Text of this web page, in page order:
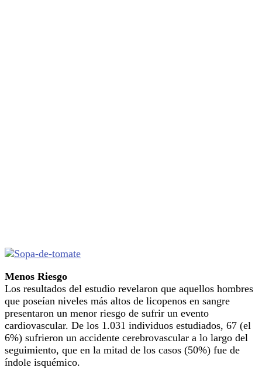
Menos Riesgo
Los resultados del estudio revelaron que aquellos hombres
que poseían niveles más altos de licopenos en sangre
presentaron un menor riesgo de sufrir un evento
cardiovascular. De los 1.031 individuos estudiados, 67 (el
6%) sufrieron un accidente cerebrovascular a lo largo del
seguimiento, que en la mitad de los casos (50%) fue de
índole isquémico.